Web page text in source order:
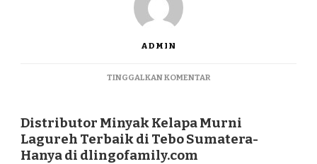
ADMIN
TINGGALKAN KOMENTARPADA
KELAPA
MURNI
LAGUREH
Distributor Minyak Kelapa Murni
Lagureh Terbaik di Tebo Sumatera-
Hanya di dlingofamily.com